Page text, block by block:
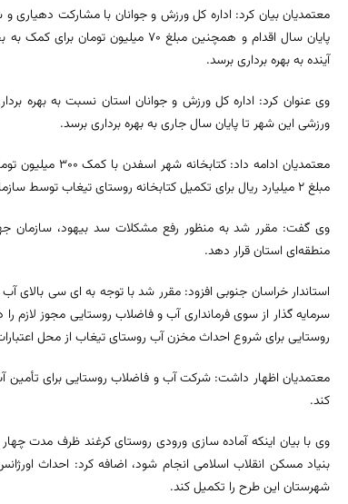
معتمدیان بیان کرد: اداره کل ورزش و جوانان با مشارکت
پایان سال اقدام و همچنین مبلغ ۷۰
آینده به بهره برداری برسد.
وی عنوان کرد: اداره کل ورزش و جوانان استان نسبت به بهره
ورزشی این شهر تا پایان سال جاری به بهره برداری برسد.
معتمدیان ادامه
مبلغ ۲ میلیارد ریال برای تکمیل کتابخانه روستای تیغاب توسط سازمان برنامه و بودجه استان در نظر گرفته شود.
وی گفت: مقرر شد به منظور رفع مشکلات سد بیهود، سازمان
منطقه‌ای استان قرار دهد.
استاندار خراسان جنوبی افزود: مقرر شد با توجه به ای سی
سرمایه گذار از سوی فرمانداری آب و فاضلاب روستایی مجوز لازم
روستایی برای شروع احداث مخزن آب روستای تیغاب از محل
معتمدیان اظهار داشت: شرکت آب و فاضلاب روستایی برای تأمین
کند.
وی با بیان اینکه آماده سازی ورودی روستای کرغند ظرف مدت
بنیاد مسکن انقلاب اسلامی انجام شود، اضافه کرد: احداث
شهرستان این طرح را تکمیل کند.